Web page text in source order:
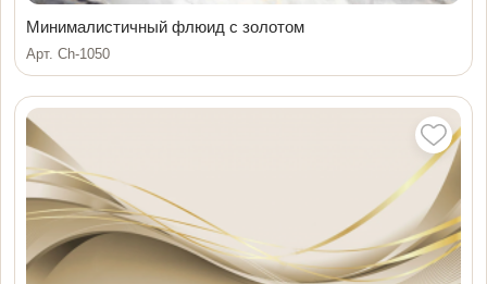
Минималистичный флюид с золотом
Арт. Ch-1050